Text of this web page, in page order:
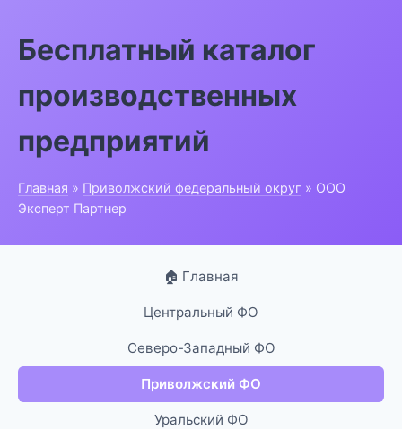
Бесплатный каталог
производственных
предприятий
Главная » Приволжский федеральный округ » ООО
Эксперт Партнер
🏠 Главная
Центральный ФО
Северо-Западный ФО
Приволжский ФО
Уральский ФО